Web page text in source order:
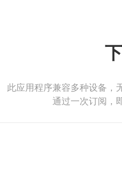
此应用程序兼容多种设备，
通过一次订阅，